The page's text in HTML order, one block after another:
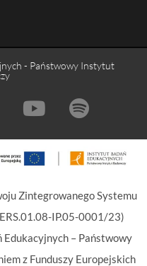
- Państwowy Instytut
Zintegrowanego Systemu
IP.05-0001/23)
– Państwowy
z Funduszy Europejskich